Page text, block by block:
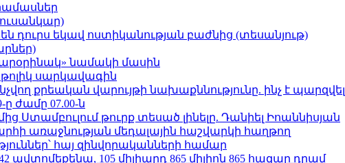
դուրս եկավ ոստիկանության բաժնից (տեսանյութ)
նամակի մասին
սարկավագին
քրեական վարույթի նախաքննությունը. ինչ է պարզվել
ը ժամը 07.00-ն
թուրք տեսած լինելը. Դանիել Իոաննիսյան
առաջնության մեդալային հաշվարկի հաղթող
հայ զինվորականների համար
105 միլիարդ 865 միլիոն 865 հազար դրամ